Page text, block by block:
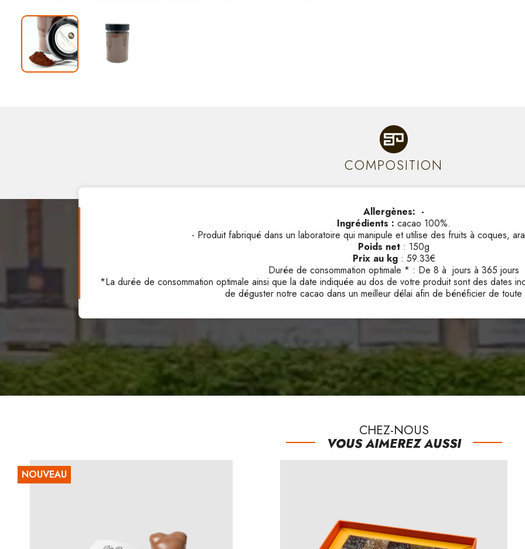
COMPOSITION
Allergènes: -
Ingrédients : cacao 100%.
- Produit fabriqué dans un laboratoire qui manipule et utilise des fruits à coques,
Poids net : 150g
Prix au kg: 59.33€
Durée de consommation optimale * : De 8 à jours à 365 jours
*La durée de consommation optimale ainsi que la date indiquée au dos de votre produit sont des dates
de déguster notre cacao dans un meilleur délai afin de bénéficier de toute
CHEZ-NOUS
VOUS AIMEREZ AUSSI
NOUVEAU